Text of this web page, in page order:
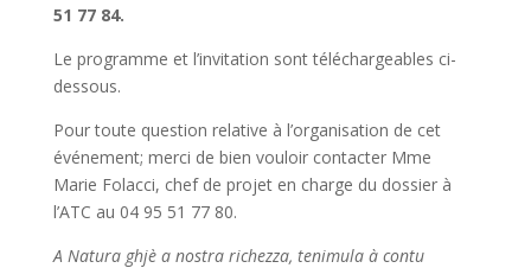
51 77 84.
Le programme et l’invitation sont téléchargeables ci-
dessous.
Pour toute question relative à l’organisation de cet
événement; merci de bien vouloir contacter Mme
Marie Folacci, chef de projet en charge du dossier à
l’ATC au 04 95 51 77 80.
A Natura ghjè a nostra richezza, tenimula à contu